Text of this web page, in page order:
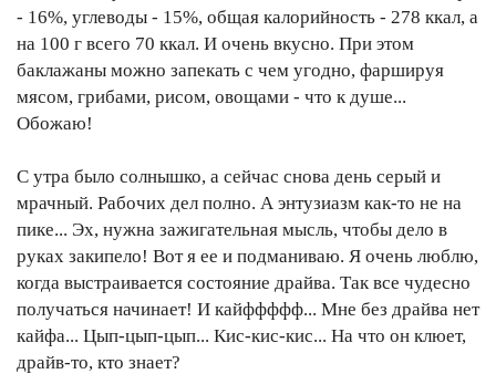
- 16%, углеводы - 15%, общая калорийность - 278 ккал, а
на 100 г всего 70 ккал. И очень вкусно. При этом
баклажаны можно запекать с чем угодно, фаршируя
мясом, грибами, рисом, овощами - что к душе...
Обожаю!
С утра было солнышко, а сейчас снова день серый и
мрачный. Рабочих дел полно. А энтузиазм как-то не на
пике... Эх, нужна зажигательная мысль, чтобы дело в
руках закипело! Вот я ее и подманиваю. Я очень люблю,
когда выстраивается состояние драйва. Так все чудесно
получаться начинает! И кайффффф... Мне без драйва нет
кайфа... Цып-цып-цып... Кис-кис-кис... На что он клюет,
драйв-то, кто знает?